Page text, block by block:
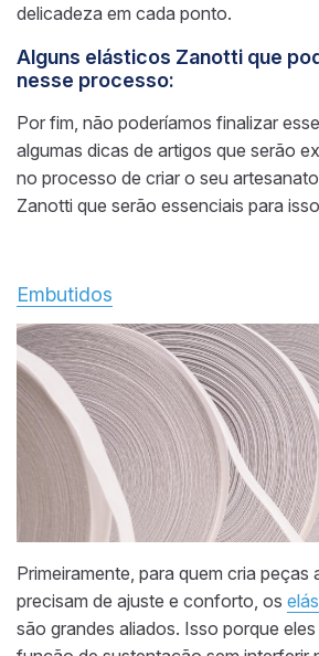
delicadeza em cada ponto.
Alguns elásticos Zanotti que
nesse processo:
Por fim, não poderíamos finalizar
algumas dicas de artigos que serão
no processo de criar o seu
Zanotti que serão essenciais para
Embutidos
Primeiramente, para quem cria peças
precisam de ajuste e conforto, os
são grandes aliados. Isso porque